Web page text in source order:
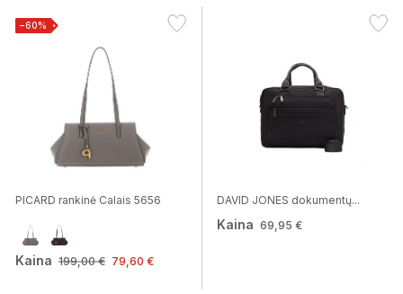
−60%
PICARD rankinė Calais 5656
Kaina 199,00 € 79,60 €
DAVID JONES dokumentų...
Kaina 69,95 €